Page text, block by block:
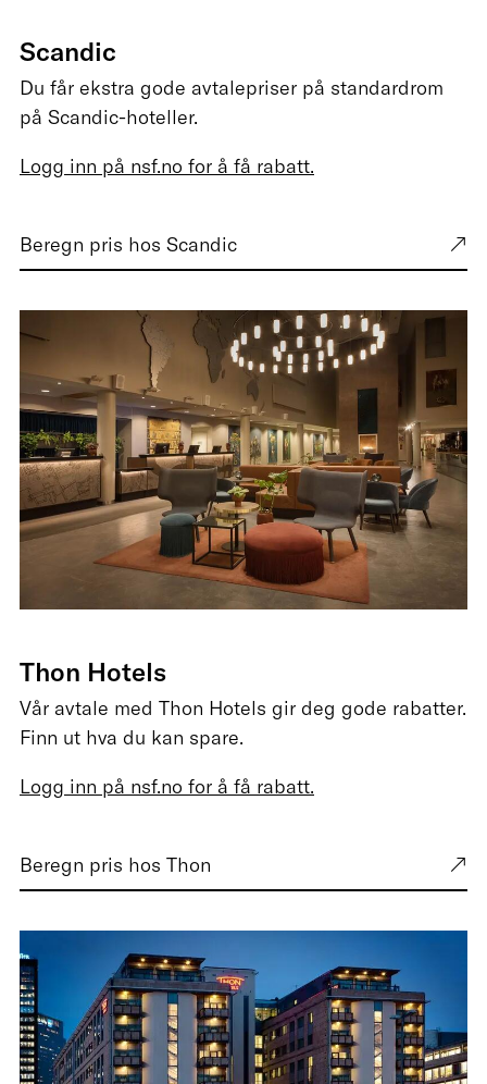
Scandic
Du får ekstra gode avtalepriser på standardrom
på Scandic-hoteller.
Logg inn på nsf.no for å få rabatt.
Beregn pris hos Scandic
Thon Hotels
Vår avtale med Thon Hotels gir deg gode rabatter.
Finn ut hva du kan spare.
Logg inn på nsf.no for å få rabatt.
Beregn pris hos Thon